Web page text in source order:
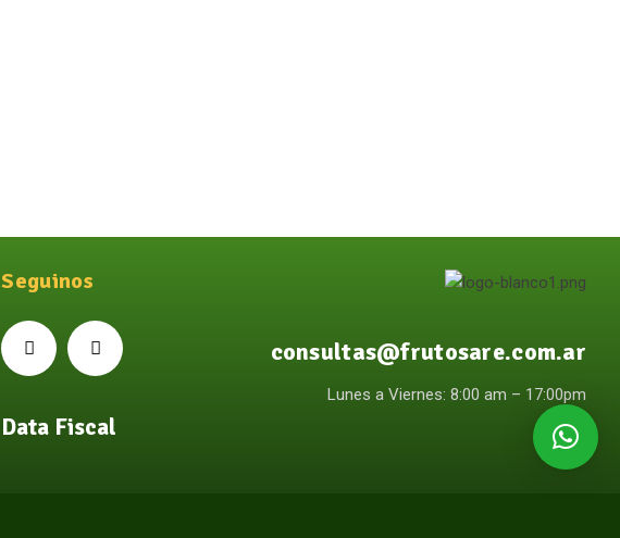
Seguinos
Data Fiscal
consultas@frutosare.com.ar
Lunes a Viernes: 8:00 am – 17:00pm